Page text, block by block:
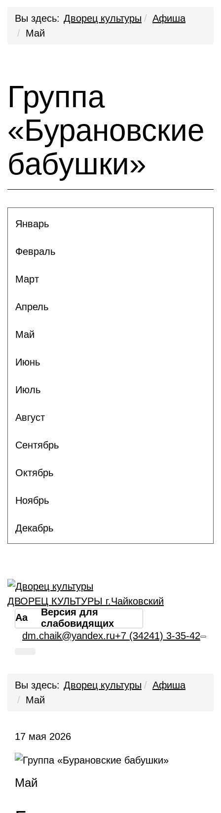
Вы здесь: Дворец культуры
Афиша
Май
Группа
«Бурановские
бабушки»
Январь
Февраль
Март
Апрель
Май
Июнь
Июль
Август
Сентябрь
Октябрь
Ноябрь
Декабрь
ДВОРЕЦ КУЛЬТУРЫ г.Чайковский
Aa
Версия для
слабовидящих
+7 (34241) 3-35-42
dm.chaik@yandex.ru
Вы здесь: Дворец культуры
Афиша
Май
17 мая 2026
Май